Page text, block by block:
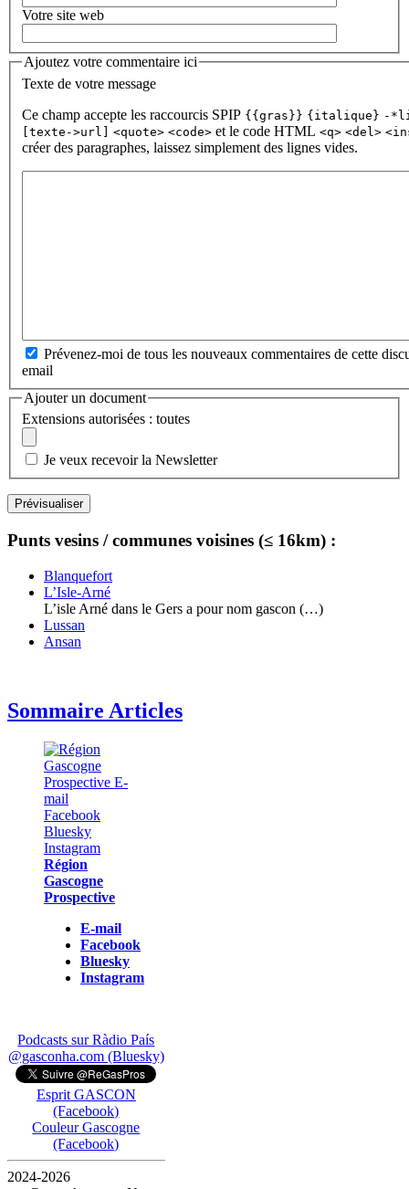
Votre site web
Ajoutez votre commentaire ici
Texte de votre message
Ce champ accepte les raccourcis SPIP {{gras}} {italique} -
[texte->url] <quote> <code> et le code HTML <q> <del>
créer des paragraphes, laissez simplement des lignes vides.
Prévenez-moi de tous les nouveaux commentaires de cette
email
Ajouter un document
Extensions autorisées : toutes
Je veux recevoir la Newsletter
Punts vesins / communes voisines (≤ 16km) :
Blanquefort
L’Isle-Arné
L’isle Arné dans le Gers a pour nom gascon (…)
Lussan
Ansan
Sommaire Articles
Région
Gascogne
Prospective
E-mail
Facebook
Bluesky
Instagram
Podcasts sur Ràdio País
@gasconha.com (Bluesky)
Esprit GASCON
(Facebook)
Couleur Gascogne
(Facebook)
2024-2026